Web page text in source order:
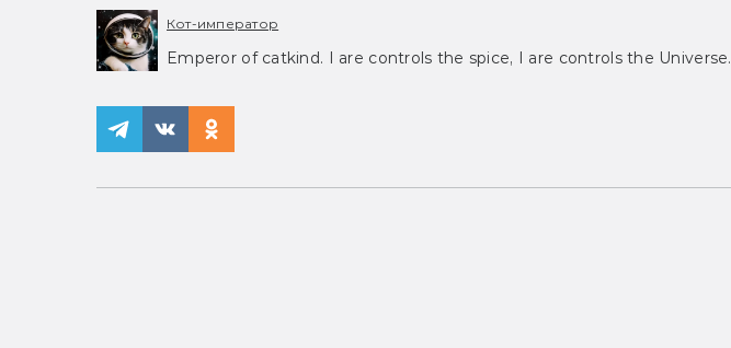
Кот-император
Emperor of catkind. I are controls the spice, I are controls the Universe.